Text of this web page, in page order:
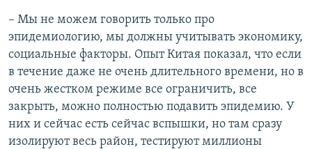
– Мы не можем говорить только про
эпидемиологию, мы должны учитывать экономику,
социальные факторы. Опыт Китая показал, что если
в течение даже не очень длительного времени, но в
очень жестком режиме все ограничить, все
закрыть, можно полностью подавить эпидемию. У
них и сейчас есть сейчас вспышки, но там сразу
изолируют весь район, тестируют миллионы